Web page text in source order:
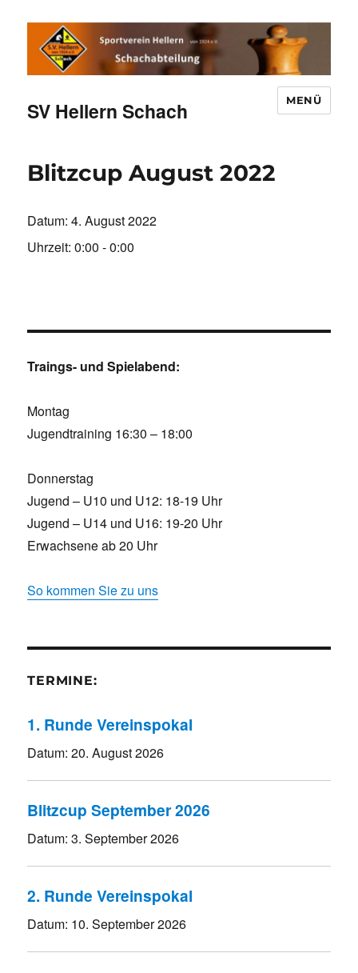
SV Hellern Schach MENÜ
Blitzcup August 2022
Datum:4. August 2022
Uhrzeit:0:00 - 0:00
Traings- und Spielabend:
Montag
Jugendtraining 16:30 – 18:00
Donnerstag
Jugend – U10 und U12: 18-19 Uhr
Jugend – U14 und U16: 19-20 Uhr
Erwachsene ab 20 Uhr
So kommen Sie zu uns
TERMINE:
1. Runde Vereinspokal
Datum:20. August 2026
Blitzcup September 2026
Datum:3. September 2026
2. Runde Vereinspokal
Datum: 10. September 2026